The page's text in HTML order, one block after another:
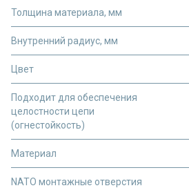
Толщина материала, мм
Внутренний радиус, мм
Цвет
Подходит для обеспечения
целостности цепи
(огнестойкость)
Материал
NATO монтажные отверстия